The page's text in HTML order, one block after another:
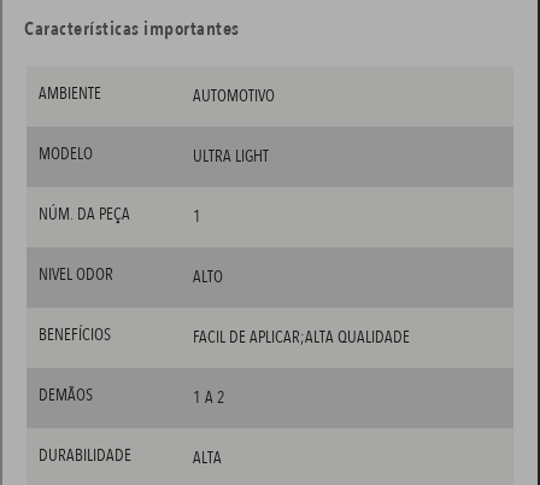
Características importantes
AMBIENTE AUTOMOTIVO
MODELO ULTRA LIGHT
NÚM. DA PEÇA 1
NIVEL ODOR ALTO
BENEFÍCIOS FACIL DE APLICAR;ALTA QUALIDADE
DEMÃOS 1 A 2
DURABILIDADE ALTA